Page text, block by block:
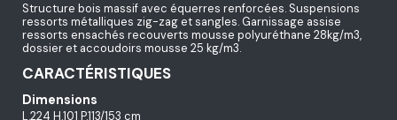
Structure bois massif avec équerres renforcées. Suspensions
ressorts métalliques zig-zag et sangles. Garnissage assise
ressorts ensachés recouverts mousse polyuréthane 28kg/m3,
dossier et accoudoirs mousse 25 kg/m3.
CARACTÉRISTIQUES
Dimensions
L.224 H.101 P.113/153 cm